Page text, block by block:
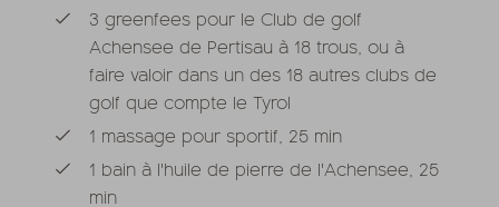
3 greenfees pour le Club de golf
Achensee de Pertisau à 18 trous, ou à
faire valoir dans un des 18 autres clubs de
golf que compte le Tyrol
1 massage pour sportif, 25 min
1 bain à l'huile de pierre de l'Achensee, 25
min